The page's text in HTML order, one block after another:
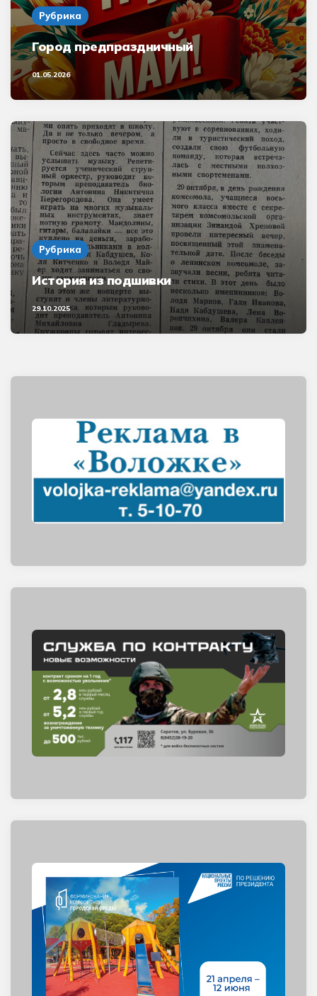
Рубрика
Город предпраздничный
01.05.2026
Рубрика
История из подшивки
29.10.2025